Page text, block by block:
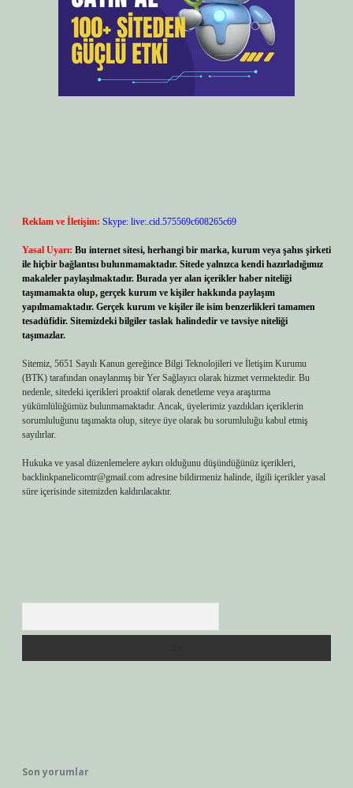
Reklam ve İletişim: Skype: live:.cid.575569c608265c69
Yasal Uyarı: Bu internet sitesi, herhangi bir marka, kurum veya şahıs şirketi
ile hiçbir bağlantısı bulunmamaktadır. Sitede yalnızca kendi hazırladığımız
makaleler paylaşılmaktadır. Burada yer alan içerikler haber niteliği
taşımamakta olup, gerçek kurum ve kişiler hakkında paylaşım
yapılmamaktadır. Gerçek kurum ve kişiler ile isim benzerlikleri tamamen
tesadüfidir. Sitemizdeki bilgiler taslak halindedir ve tavsiye niteliği
taşımazlar.
Sitemiz, 5651 Sayılı Kanun gereğince Bilgi Teknolojileri ve İletişim Kurumu
(BTK) tarafından onaylanmış bir Yer Sağlayıcı olarak hizmet vermektedir. Bu
nedenle, sitedeki içerikleri proaktif olarak denetleme veya araştırma
yükümlülüğümüz bulunmamaktadır. Ancak, üyelerimiz yazdıkları içeriklerin
sorumluluğunu taşımakta olup, siteye üye olarak bu sorumluluğu kabul etmiş
sayılırlar.
Hukuka ve yasal düzenlemelere aykırı olduğunu düşündüğünüz içerikleri,
backlinkpanelicomtr@gmail.com adresine bildirmeniz halinde, ilgili içerikler yasal
süre içerisinde sitemizden kaldırılacaktır.
Son yorumlar